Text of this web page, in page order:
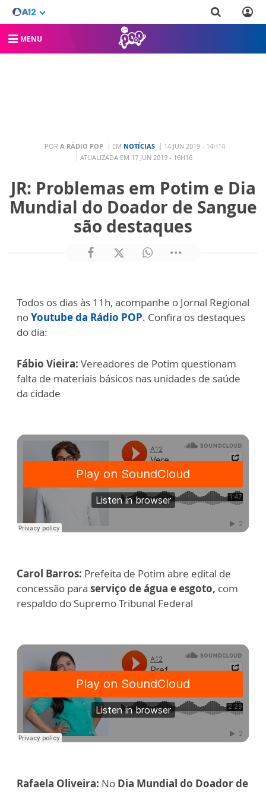
MENU
POR A RÁDIO POP EM NOTÍCIAS
14 JUN 2019 - 14H14
ATUALIZADA EM 17 JUN 2019 - 16H16
JR: Problemas em Potim e Dia
Mundial do Doador de Sangue
são destaques
Todos os dias às 11h, acompanhe o Jornal Regional
noYoutube da Rádio POP. Confira os destaques
do dia:
Fábio Vieira: Vereadores de Potim questionam
falta de materiais básicos nas unidades de saúde
da cidade
Carol Barros: Prefeita de Potim abre edital de
concessão para serviço de água e esgoto, com
respaldo do Supremo Tribunal Federal
Rafaela Oliveira: No Dia Mundial do Doador de